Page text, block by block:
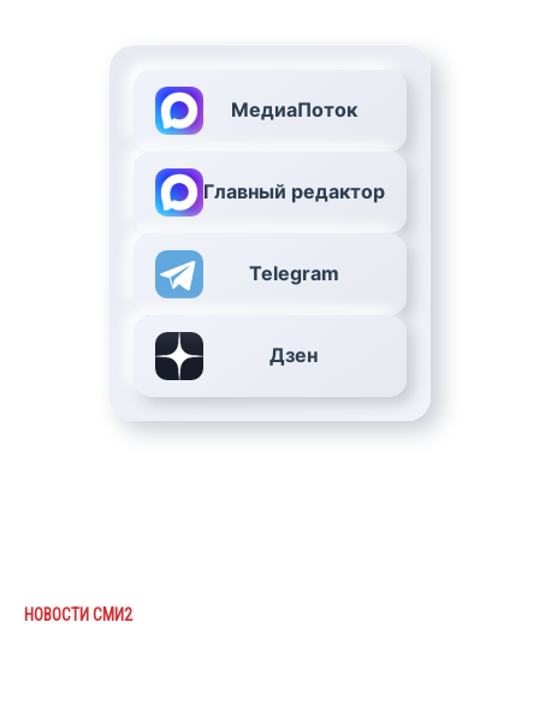
МедиаПоток
Главный редактор
Telegram
Дзен
НОВОСТИ СМИ2